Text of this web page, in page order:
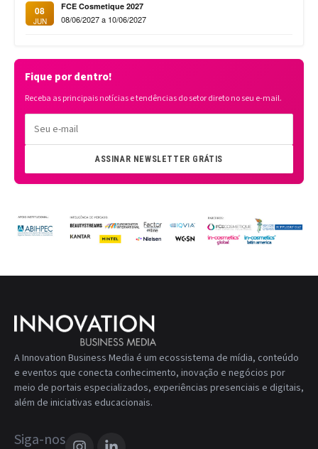
08
JUN
FCE Cosmetique 2027
08/06/2027 a 10/06/2027
Fique por dentro!
Receba as principais notícias e tendências do setor direto no seu e-mail.
ASSINAR NEWSLETTER GRÁTIS
A Innovation Business Media é um ecossistema de mídia, conteúdo
e eventos que conecta conhecimento, inovação e negócios por
meio de portais especializados, experiências presenciais e digitais,
além de iniciativas educacionais.
Siga-nos